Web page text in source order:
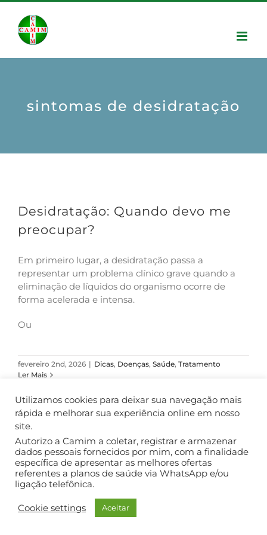
sintomas de desidratação
Desidratação: Quando devo me
preocupar?
Em primeiro lugar, a desidratação passa a
representar um problema clínico grave quando a
eliminação de líquidos do organismo ocorre de
forma acelerada e intensa.
Ou
fevereiro 2nd, 2026 | Dicas, Doenças, Saúde, Tratamento
Ler Mais
COPYRIGHT ©2018. TODOS OS DIREITOS RESERVADOS.
Utilizamos cookies para deixar sua navegação mais
rápida e melhorar sua experiência online em nosso
site.
Autorizo a Camim a coletar, registrar e armazenar
dados pessoais fornecidos por mim, com a finalidade
específica de apresentar as melhores ofertas
referentes a planos de saúde via WhatsApp e/ou
ligação telefônica.
Cookie settings Aceitar